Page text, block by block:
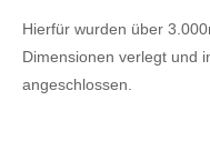
Hierfür wurden über
Dimensionen verlegt und
angeschlossen.